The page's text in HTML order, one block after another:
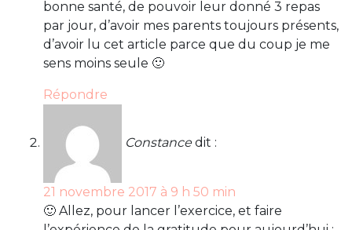
bonne santé, de pouvoir leur donné 3 repas
par jour, d’avoir mes parents toujours présents,
d’avoir lu cet article parce que du coup je me
sens moins seule 🙂
Répondre
Constance dit :
21 novembre 2017 à 9 h 50 min
🙂 Allez, pour lancer l’exercice, et faire